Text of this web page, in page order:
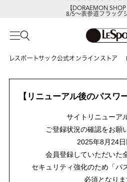
【DORAEMON SHOP
8/5～表参道フラッグ
レスポートサック公式オンラインストア
【リニューアル後のパスワ
サイトリニューア
ご登録状況の確認をお願
2025年8月24
会員登録していただいた
セキュリティ強化のため「パ
必須となりま